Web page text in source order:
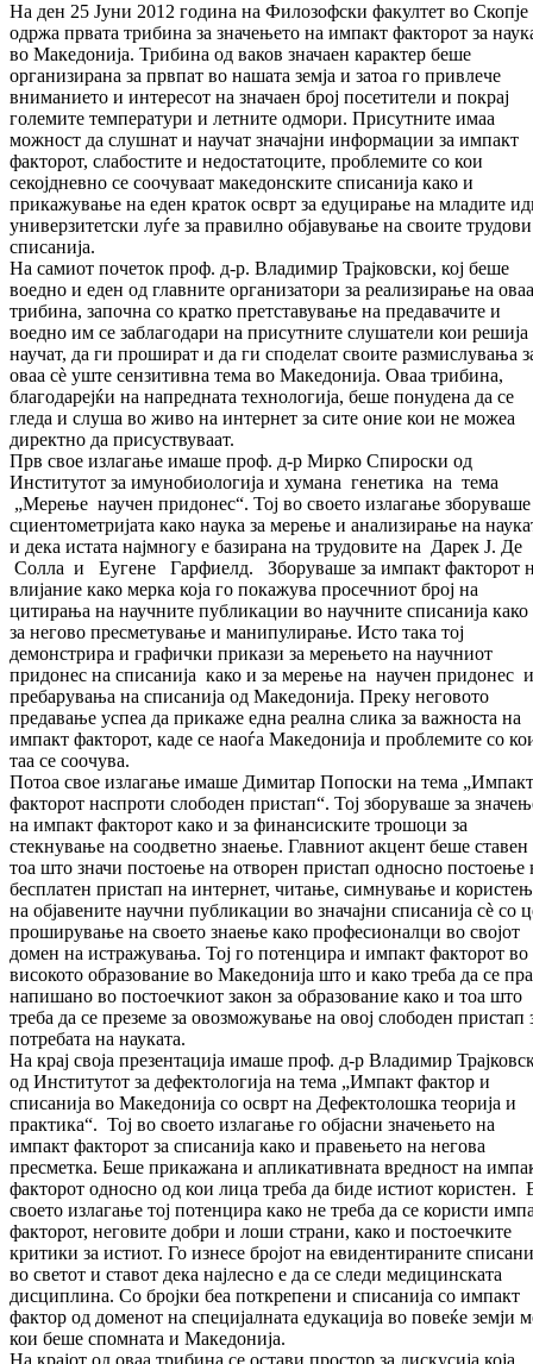
На ден 25 Јуни 2012 година на Филозофски факултет во Скопје
одржа првата трибина за значењето на импакт факторот за
во Македонија. Трибина од ваков значаен карактер беше
организирана за првпат во нашата земја и затоа го привлече
вниманието и интересот на значаен број посетители и покрај
големите температури и летните одмори. Присутните имаа
можност да слушнат и научат значајни информации за импакт
факторот, слабостите и недостатоците, проблемите со кои
секојдневно се соочуваат македонските списанија како и
прикажување на еден краток осврт за едуцирање на младите
универзитетски луѓе за правилно објавување на своите
списанија.
На самиот почеток проф. д-р. Владимир Трајковски, кој беше
воедно и еден од главните организатори за реализирање на оваа
трибина, започна со кратко претставување на предавачите и
воедно им се заблагодари на присутните слушатели кои решија
научат, да ги прошират и да ги споделат своите размислувања
оваа сè уште сензитивна тема во Македонија. Оваа трибина,
благодарејќи на напредната технологија, беше понудена да се
гледа и слуша во живо на интернет за сите оние кои не можеа
директно да присуствуваат.
Прв свое излагање имаше проф. д-р Мирко Спироски од
Институтот за имунобиологија и хумана генетика на тема
„Мерење научен придонес“. Тој во своето излагање зборуваше
сциентометријата како наука за мерење и анализирање на
и дека истата најмногу е базирана на трудовите на Дарек Ј. Де
Солла и Еугене Гарфиелд. Зборуваше за импакт факторот
влијание како мерка која го покажува просечниот број на
цитирања на научните публикации во научните списанија како
за негово пресметување и манипулирање. Исто така тој
демонстрира и графички прикази за мерењето на научниот
придонес на списанија како и за мерење на научен придонес и
пребарувања на списанија од Македонија. Преку неговото
предавање успеа да прикаже една реална слика за важноста на
импакт факторот, каде се наоѓа Македонија и проблемите со
таа се соочува.
Потоа свое излагање имаше Димитар Попоски на тема „Импакт
факторот наспроти слободен пристап“. Тој зборуваше за
на импакт факторот како и за финансиските трошоци за
стекнување на соодветно знаење. Главниот акцент беше ставен
тоа што значи постоење на отворен пристап односно постоење
бесплатен пристап на интернет, читање, симнување и
на објавените научни публикации во значајни списанија сè со
проширување на своето знаење како професионалци во својот
домен на истражувања. Тој го потенцира и импакт факторот во
високото образование во Македонија што и како треба да се
напишано во постоечкиот закон за образование како и тоа што
треба да се преземе за овозможување на овој слободен пристап
потребата на науката.
На крај своја презентација имаше проф. д-р Владимир
од Институтот за дефектологија на тема „Импакт фактор и
списанија во Македонија со осврт на Дефектолошка теорија и
практика“. Тој во своето излагање го објасни значењето на
импакт факторот за списанија како и правењето на негова
пресметка. Беше прикажана и апликативната вредност на
факторот односно од кои лица треба да биде истиот користен.
своето излагање тој потенцира како не треба да се користи
факторот, неговите добри и лоши страни, како и постоечките
критики за истиот. Го изнесе бројот на евидентираните
во светот и ставот дека најлесно е да се следи медицинската
дисциплина. Со бројки беа поткрепени и списанија со импакт
фактор од доменот на специјалната едукација во повеќе земји
кои беше спомната и Македонија.